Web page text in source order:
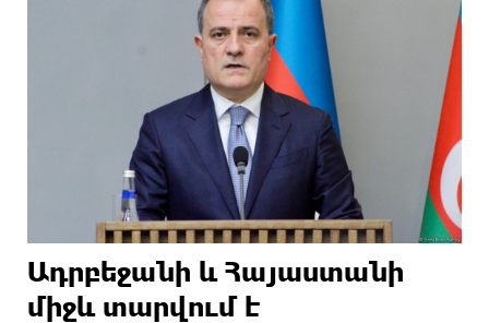
Ադրբեջանի և Հայաստանի
միջև տարվում է